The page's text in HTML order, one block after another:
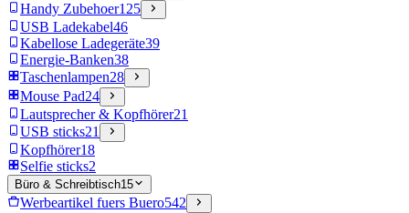
Handy Zubehoer125
USB Ladekabel46
Kabellose Ladegeräte39
Energie-Banken38
Taschenlampen28
Mouse Pad24
Lautsprecher & Kopfhörer21
USB sticks21
Kopfhörer18
Selfie sticks2
Büro & Schreibtisch15
Werbeartikel fuers Buero542